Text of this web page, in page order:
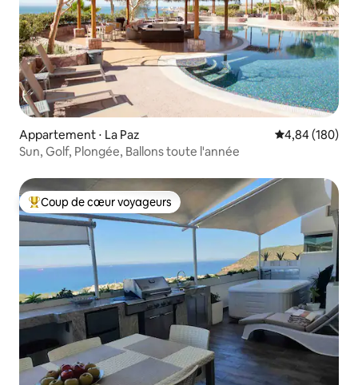
Appartement ⋅ La Paz Évaluation
4,84 (180)
Sun, Golf, Plongée, Ballons toute l'année
Coups de cœur voyageurs les plus appréciés
Coup de cœur voyageurs